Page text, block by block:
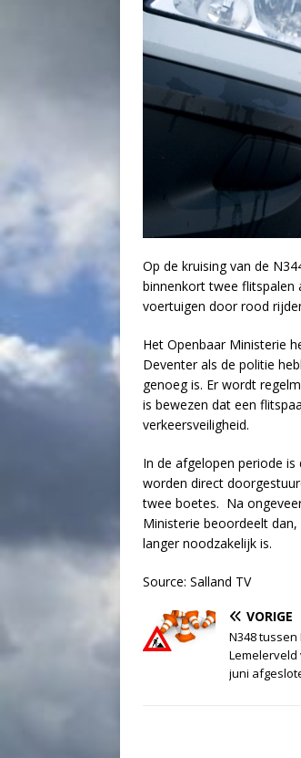
Op de kruising van de
binnenkort twee flitspalen
voertuigen door rood
Het Openbaar Ministerie
Deventer als de politie
genoeg is. Er wordt
is bewezen dat een
verkeersveiligheid.
In de afgelopen periode
worden direct
twee boetes. Na
Ministerie beoordeelt
langer noodzakelijk is.
Source: Salland TV
VORIGE
N348
Lemelerveld
juni